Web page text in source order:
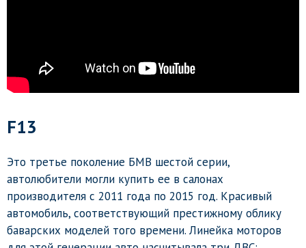
F13
Это третье поколение БМВ шестой серии,
автолюбители могли купить ее в салонах
производителя с 2011 года по 2015 год. Красивый
автомобиль, соответствующий престижному облику
баварских моделей того времени. Линейка моторов